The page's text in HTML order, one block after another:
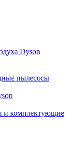
Dyson
пылесосы
комплектующие